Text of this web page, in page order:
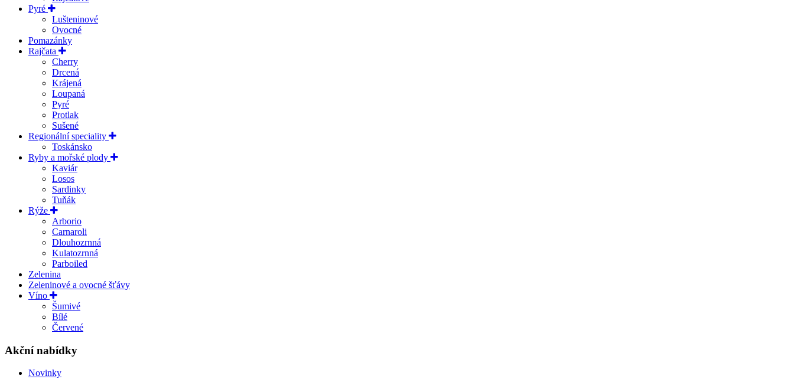
Pyré
Lušteninové
Ovocné
Pomazánky
Rajčata
Cherry
Drcená
Krájená
Loupaná
Pyré
Protlak
Sušené
Regionální speciality
Toskánsko
Ryby a mořské plody
Kaviár
Losos
Sardinky
Tuňák
Rýže
Arborio
Carnaroli
Dlouhozrnná
Kulatozrnná
Parboiled
Zelenina
Zeleninové a ovocné šťávy
Víno
Šumivé
Bílé
Červené
Akční nabídky
Novinky